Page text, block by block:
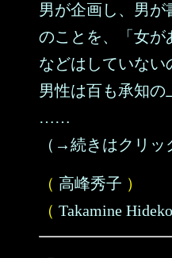
男が企画し、男が
のことを、「女が
などはしていない
男性は百も承知の
……
（→続きはクリッ
（ 高峰秀子 ）
（ Takamine Hideko